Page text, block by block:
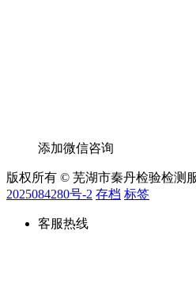
添加微信咨询
版权所有 © 芜湖市秦丹检验检测
2025084280号-2 存档 标签
客服热线